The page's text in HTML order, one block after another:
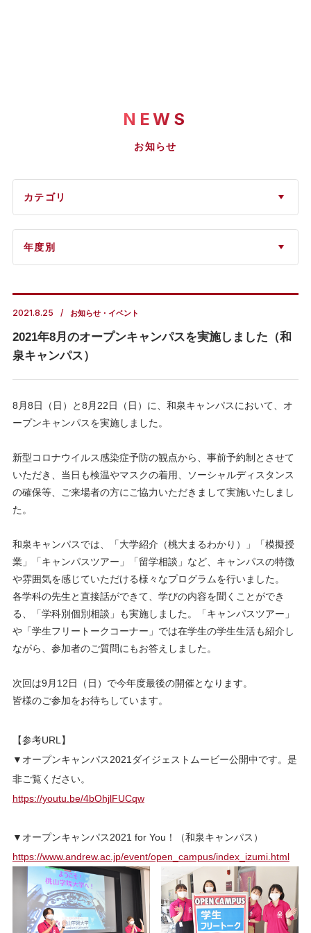
NEWS
お知らせ
2021.8.25 お知らせ・イベント
2021年8月のオープンキャンパスを実施しました（和
泉キャンパス）
8月8日（日）と8月22日（日）に、和泉キャンパスにおいて、オ
ープンキャンパスを実施しました。
新型コロナウイルス感染症予防の観点から、事前予約制とさせて
いただき、当日も検温やマスクの着用、ソーシャルディスタンス
の確保等、ご来場者の方にご協力いただきまして実施いたしまし
た。
和泉キャンパスでは、「大学紹介（桃大まるわかり）」「模擬授
業」「キャンパスツアー」「留学相談」など、キャンパスの特徴
や雰囲気を感じていただける様々なプログラムを行いました。
各学科の先生と直接話ができて、学びの内容を聞くことができ
る、「学科別個別相談」も実施しました。「キャンパスツアー」
や「学生フリートークコーナー」では在学生の学生生活も紹介し
ながら、参加者のご質問にもお答えしました。
次回は9月12日（日）で今年度最後の開催となります。
皆様のご参加をお待ちしています。
【参考URL】
▼オープンキャンパス2021ダイジェストムービー公開中です。是
非ご覧ください。
https://youtu.be/4bOhjlFUCqw
▼オープンキャンパス2021 for You！（和泉キャンパス）
https://www.andrew.ac.jp/event/open_campus/index_izumi.html
カテゴリ
年度別